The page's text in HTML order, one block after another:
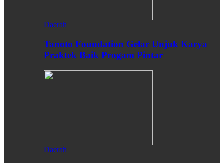
Daerah
Tanoto Foundation Gelar Unjuk Karya
Praktek Baik Progam Pintar
Daerah